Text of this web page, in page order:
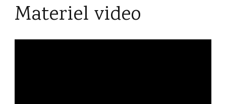
Materiel video